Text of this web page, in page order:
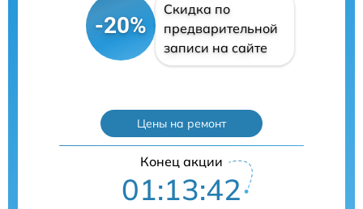
-20%
Скидка по
предварительной
записи на сайте
Цены на ремонт
Конец акции
01:13:41